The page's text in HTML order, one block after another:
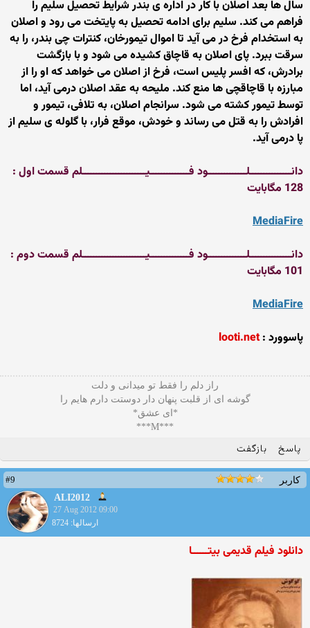
سال ها بعد اصلان با كار در اداره ی بندر شرایط تحصیل سلیم را
فراهم می كند. سلیم برای ادامه تحصیل به پایتخت می رود و اصلان
به استخدام فرخ در می آید تا اموال تیمورخان، كنترات چی بندر، را به
سرقت ببرد. پای اصلان به قاچاق كشیده می شود و با بازگشت
برادرش، كه افسر پلیس است، فرخ از اصلان می خواهد كه او را از
مبارزه با قاچاقچی ها منع كند. ملیحه به عقد اصلان درمی آید، اما
توسط تیمور كشته می شود. سرانجام اصلان، به تلافی، تیمور و
افرادش را به قتل می رساند و خودش، موقع فرار، با گلوله ی سلیم از
پا درمی آید.
دانـــــــــــــــلــــــــــــــود فــــــــــــــیـــــــــــــــــــــــلم قسمت اول :
128 مگابایت
MediaFire
دانـــــــــــــــلــــــــــــــود فــــــــــــــیـــــــــــــــــــــــلم قسمت دوم :
101 مگابایت
MediaFire
پاسوورد :looti.net
راز دلم را فقط تو میدانی و دلت
گوشه ای از قلبت پنهان دار دوستت دارم هایم را
*ای عشق*
***M***
پاسخ بازگفت
کاربر
#9
ALI2012
27 Aug 2012 09:00
ارسالها: 8724
دانلود فیلم قدیمی بیتــــــا